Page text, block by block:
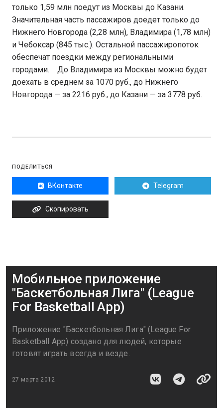
только 1,59 млн поедут из Москвы до Казани.
Значительная часть пассажиров доедет только до
Нижнего Новгорода (2,28 млн), Владимира (1,78 млн)
и Чебоксар (845 тыс.). Остальной пассажиропоток
обеспечат поездки между региональными
городами. До Владимира из Москвы можно будет
доехать в среднем за 1070 руб., до Нижнего
Новгорода — за 2216 руб., до Казани — за 3778 руб.
ПОДЕЛИТЬСЯ
ВКонтакте Telegram
Скопировать
Мобильное приложение
"Баскетбольная Лига" (League
For Basketball App)
Приложение "Баскетбольная Лига" (League For
Basketball App) создано для людей, которые
готовят играть всегда и везде.
27 марта 2012